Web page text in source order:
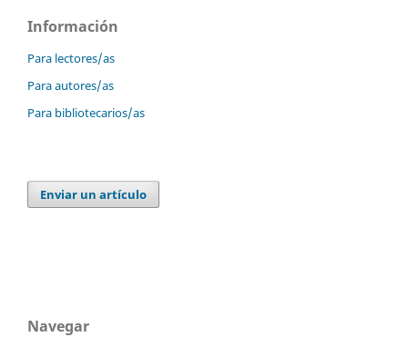
Información
Para lectores/as
Para autores/as
Para bibliotecarios/as
Enviar un artículo
Navegar